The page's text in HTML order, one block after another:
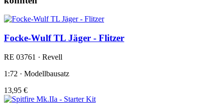
Focke-Wulf TL Jäger - Flitzer
RE 03761 · Revell
1:72 · Modellbausatz
13,95 €